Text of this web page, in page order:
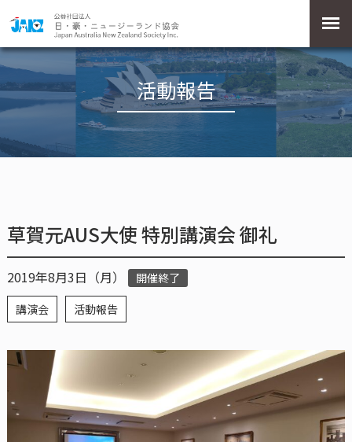
活動報告
草賀元AUS大使 特別講演会 御礼
2019年8月3日（月）
開催終了
講演会
活動報告